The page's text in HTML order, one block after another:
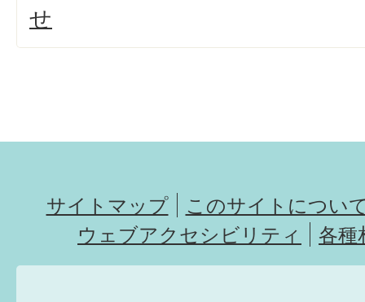
せ
サイトマップ
このサイトについ
ウェブアクセシビリティ
各種